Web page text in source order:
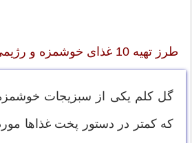
طرز تهیه 10 غذای خوشمزه و رژیمی با گل کلم
گل کلم یکی از سبزیجات
که کمتر در دستور پخت غذاها